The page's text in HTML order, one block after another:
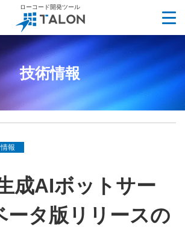
ローコード開発ツール
技術情報
報
成AIボットサー
タ版リリースの